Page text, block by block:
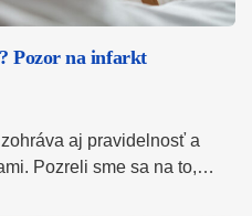
Pozor na infarkt
aj pravidelnosť a
Pozreli sme sa na to,…